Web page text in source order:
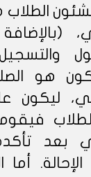
هو
ليكون
فيقوم
بعد
أما